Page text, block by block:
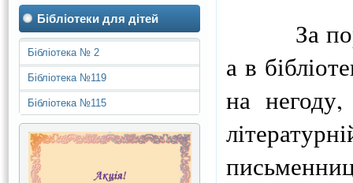
Бібліотеки для дітей
Бібліотека № 2
Бібліотека №119
Бібліотека №115
За
а в
на негоду,